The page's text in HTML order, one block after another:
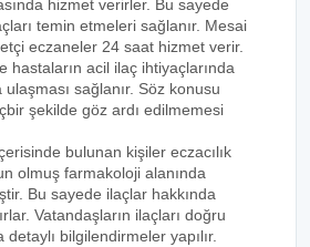
hizmet verirler. Bu sayede
temin etmeleri sağlanır. Mesai
eczaneler 24 saat hizmet verir.
hastaların acil ilaç ihtiyaçlarında
ulaşması sağlanır. Söz konusu
şekilde göz ardı edilmemesi
bulunan kişiler eczacılık
olmuş farmakoloji alanında
Bu sayede ilaçlar hakkında
Vatandaşların ilaçları doğru
bilgilendirmeler yapılır.